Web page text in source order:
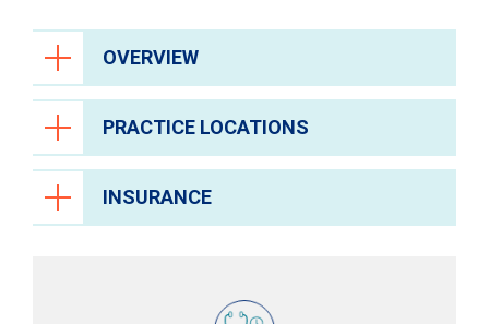
OVERVIEW
PRACTICE LOCATIONS
INSURANCE